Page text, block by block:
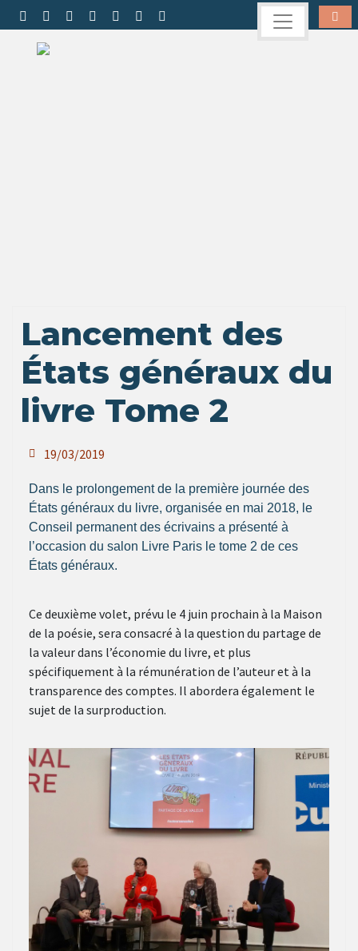
Lancement des
États généraux du
livre Tome 2
19/03/2019
Dans le prolongement de la première journée des
États généraux du livre, organisée en mai 2018, le
Conseil permanent des écrivains a présenté à
l’occasion du salon Livre Paris le tome 2 de ces
États généraux.
Ce deuxième volet, prévu le 4 juin prochain à la Maison
de la poésie, sera consacré à la question du partage de
la valeur dans l’économie du livre, et plus
spécifiquement à la rémunération de l’auteur et à la
transparence des comptes. Il abordera également le
sujet de la surproduction.